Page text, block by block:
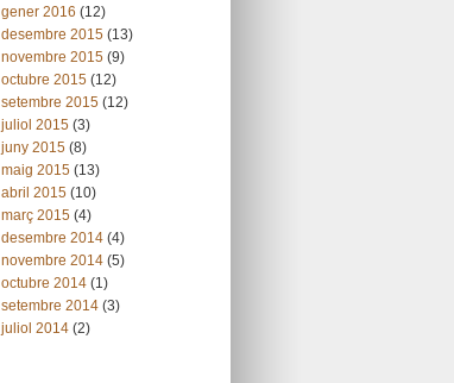
gener 2016 (12)
desembre 2015(13)
novembre 2015(9)
octubre 2015(12)
setembre 2015(12)
juliol 2015(3)
juny 2015(8)
maig 2015(13)
abril 2015(10)
març 2015(4)
desembre 2014(4)
novembre 2014(5)
octubre 2014(1)
setembre 2014(3)
juliol 2014(2)